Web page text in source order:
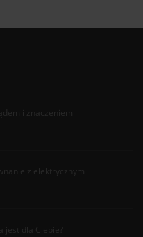
i znaczeniem
z elektrycznym
dla Ciebie?